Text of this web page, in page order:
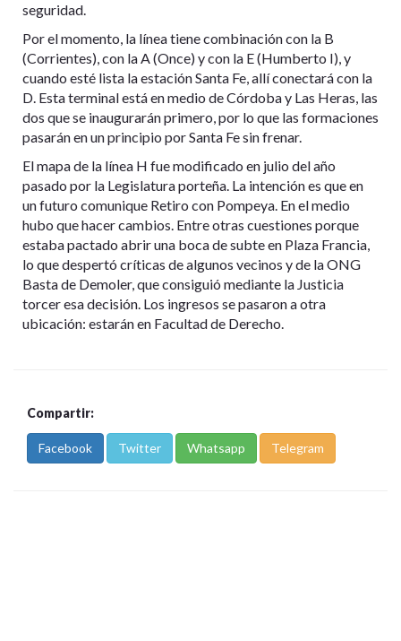
seguridad.
Por el momento, la línea tiene combinación con la B
(Corrientes), con la A (Once) y con la E (Humberto I), y
cuando esté lista la estación Santa Fe, allí conectará con la
D. Esta terminal está en medio de Córdoba y Las Heras, las
dos que se inaugurarán primero, por lo que las formaciones
pasarán en un principio por Santa Fe sin frenar.
El mapa de la línea H fue modificado en julio del año
pasado por la Legislatura porteña. La intención es que en
un futuro comunique Retiro con Pompeya. En el medio
hubo que hacer cambios. Entre otras cuestiones porque
estaba pactado abrir una boca de subte en Plaza Francia,
lo que despertó críticas de algunos vecinos y de la ONG
Basta de Demoler, que consiguió mediante la Justicia
torcer esa decisión. Los ingresos se pasaron a otra
ubicación: estarán en Facultad de Derecho.
Compartir:
Facebook Twitter Whatsapp Telegram